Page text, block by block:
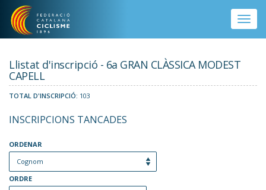
Vés al contingut
Toggle
Llistat d'inscripció - 6a GRAN CLÀSSICA MODEST
CAPELL
TOTAL D'INSCRIPCIÓ: 103
INSCRIPCIONS TANCADES
ORDENAR
ORDRE